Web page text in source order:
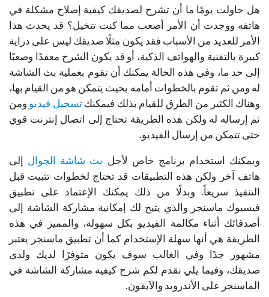
هل حاولت يومًا ما أن تشرح لصديقك كيفية إصلاح مشكلة في
هاتفه ووجدت أن الأمر أصعب مما كنت تتخيل؟ قد يحدث هذا
الأمر للعديد من الأسباب فقد يكون مثلًا صديقك ليس على دراية
كبيرة بالتقنية والهواتف الذكية، أو قد يكون الشرح معقدًا وصعبًا
إلى حد ما، وفي هذه الحالة يمكنك أن تقوم بعملية بث الشاشة
له ومن ثم تقوم بالخطوات أمامه بحيث يتمكن هو من القيام بها،
وهناك الكثير من الطرق للقيام بذلك فيمكنكتسجيل فيديو ومن
ثم إرساله له ولكن هذه الطريقة تحتاج إلى اتصال إنترنت قوي
حتى تتمكن من إرسال الفيديو.
ويمكنك استخدام برنامج خاص لأجل بث شاشة الجوال إلى
هاتف آخر ولكن هذه التطبيقات قد تحتاج لخطوات تثبيت قبل
التنفيذ سريعاً. وبدلًا من ذلك يمكنك الإعتماد على تطبيق
فيسبوك ماسنجر والذي يتيح لك إمكانية مشاركة الشاشة إلى
أصدقائك أثناء مكالمة الفيديو بكل سهولة، والمميز في هذه
الطريقة هي أنها سهلة الإستخدام كما أن تطبيق ماسنجر يعتبر
مشهور جدًا وفي الغالب سوف يكون متوفرًا لديك ولدى
صديقك، وفيما يلي نقدم لكم شرح كيفية مشاركة الشاشة في
الماسنجر على الأندرويد والآيفون.